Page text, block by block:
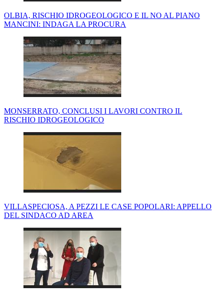
OLBIA, RISCHIO IDROGEOLOGICO E IL NO AL PIANO
MANCINI: INDAGA LA PROCURA
MONSERRATO, CONCLUSI I LAVORI CONTRO IL
RISCHIO IDROGEOLOGICO
VILLASPECIOSA, A PEZZI LE CASE POPOLARI: APPELLO
DEL SINDACO AD AREA